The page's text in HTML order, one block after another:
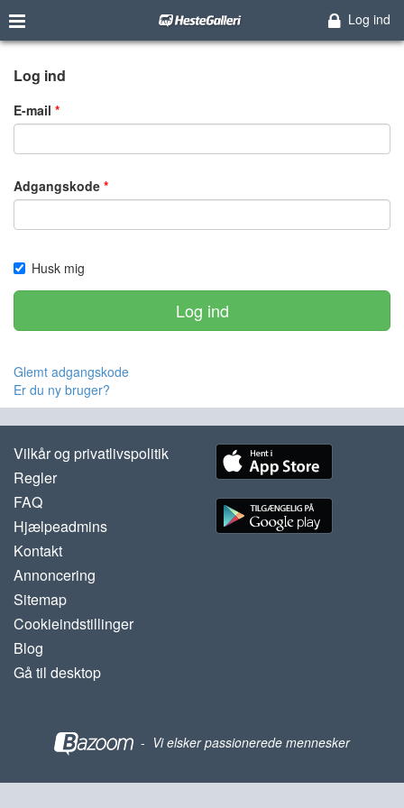
Log ind
Log ind
E-mail
Adgangskode
Husk mig
Log ind
Glemt adgangskode
Er du ny bruger?
Vilkår og privatlivspolitik
Regler
FAQ
Hjælpeadmins
Kontakt
Annoncering
Sitemap
Cookieindstillinger
Blog
Gå til desktop
- Vi elsker passionerede mennesker